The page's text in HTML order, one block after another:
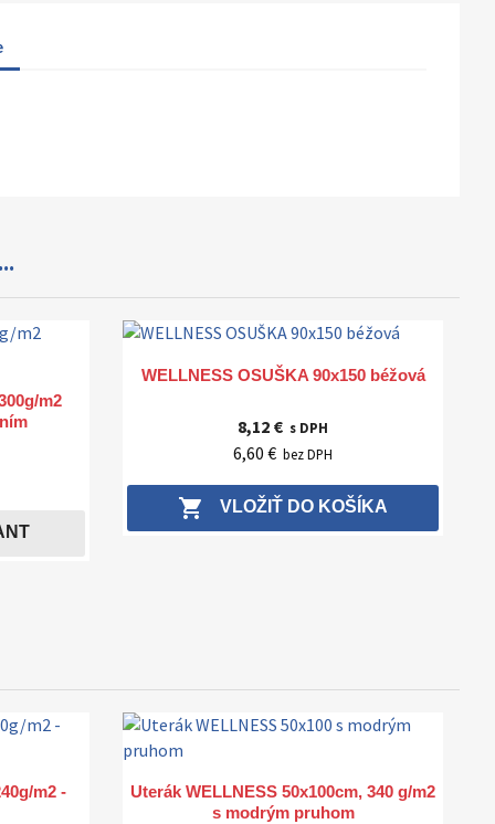
m2
Rýchly náhľad
WELLNESS OSUŠKA 90x150 béžová
8,12 € s DPH
6,60 € bez DPH
shopping_cart VLOŽIŤ DO KOŠÍKA
m2 -
Rýchly náhľad
Uterák WELLNESS 50x100cm, 340 g/m2
s modrým pruhom